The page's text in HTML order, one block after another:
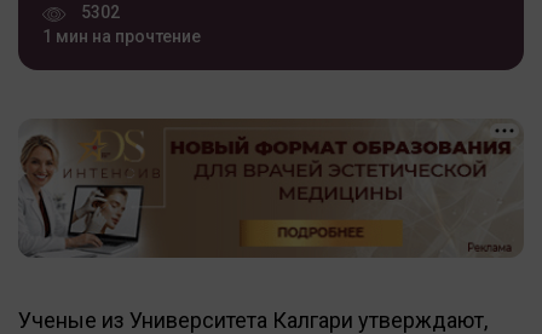
5302
1 мин на прочтение
Ученые из Университета Калгари утверждают,